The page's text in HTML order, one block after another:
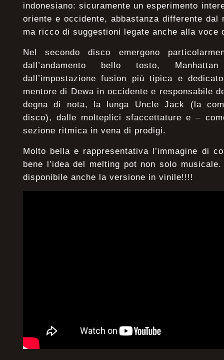
indonesiano: sicuramente un esperimento
oriente e occidente, abbastanza differente dal
ma ricco di suggestioni legate anche alla voce
Nel secondo disco emergono
dall’andamento bello tosto,
dall’impostazione fusion più tipica e
mentore di Dewa in occidente e responsabile
degna di nota, la lunga Uncle Jack (la
disco), dalle molteplici sfaccettature e –
sezione ritmica in vena di prodigi.
Molto bella e rappresentativa l’immagine di
bene l’idea del melting pot non solo
disponibile anche la versione in vinile!!!!